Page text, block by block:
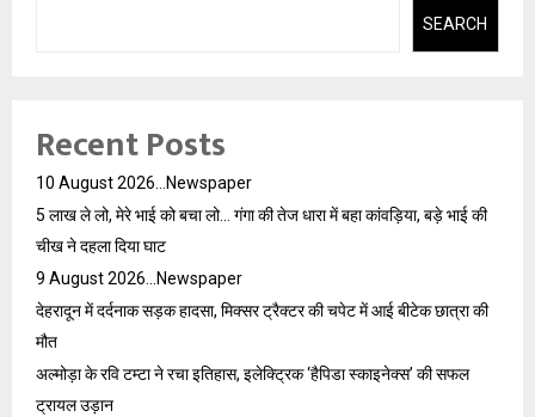
SEARCH
Recent Posts
10 August 2026…Newspaper
5 लाख ले लो, मेरे भाई को बचा लो… गंगा की तेज धारा में बहा कांवड़िया, बड़े भाई की
चीख ने दहला दिया घाट
9 August 2026…Newspaper
देहरादून में दर्दनाक सड़क हादसा, मिक्सर ट्रैक्टर की चपेट में आई बीटेक छात्रा की
मौत
अल्मोड़ा के रवि टम्टा ने रचा इतिहास, इलेक्ट्रिक ‘हैपिडा स्काइनेक्स’ की सफल
ट्रायल उड़ान